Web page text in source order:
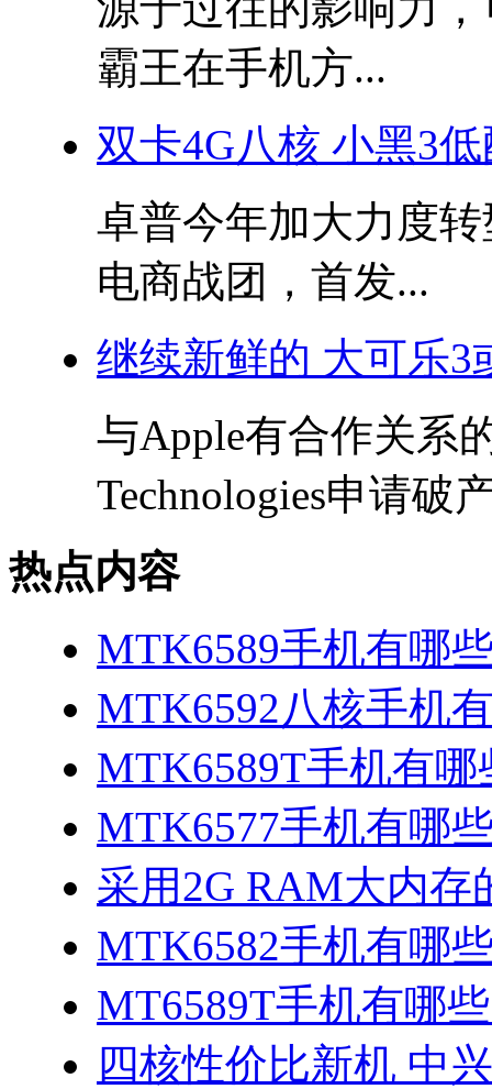
霸王在手机方...
双卡4G八核 小黑3
卓普今年加大力度
电商战团，首发...
继续新鲜的 大可乐3
与Apple有合作关系
Technologies申请破
热点内容
MTK6589手机有哪
MTK6592八核手机
MTK6589T手机有
MTK6577手机有哪
采用2G RAM大内存
MTK6582手机有哪
MT6589T手机有哪
四核性价比新机 中